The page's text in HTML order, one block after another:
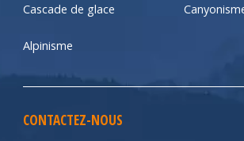
Cascade de glace
Alpinisme
CONTACTEZ-NOUS